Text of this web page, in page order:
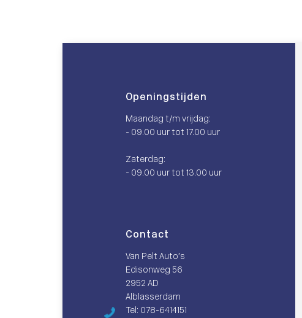
Openingstijden
Maandag t/m vrijdag:
- 09.00 uur tot 17.00 uur
Zaterdag:
- 09.00 uur tot 13.00 uur
Contact
Van Pelt Auto’s
Edisonweg 56
2952 AD
Alblasserdam
Tel: 078-6414151